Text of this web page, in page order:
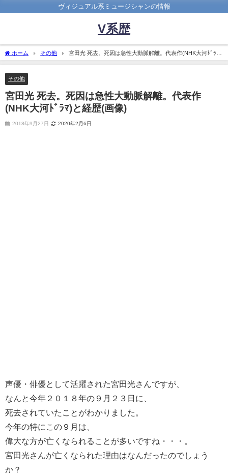
ヴィジュアル系ミュージシャンの情報
V系歴
ホーム その他
宮田光 死去。死因は急性大動脈解離。代表作(NHK大河ﾄﾞﾗﾏ)
と経歴(画像)
その他
宮田光 死去。死因は急性大動脈解離。代表作
(NHK大河ﾄﾞﾗﾏ)と経歴(画像)
2018年9月27日 2020年2月6日
声優・俳優として活躍された宮田光さんですが、
なんと今年２０１８年の９月２３日に、
死去されていたことがわかりました。
今年の特にこの９月は、
偉大な方が亡くなられることが多いですね・・・。
宮田光さんが亡くなられた理由はなんだったのでしょう
か？